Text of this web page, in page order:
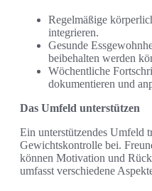
Regelmäßige
integrieren.
Gesunde
beibehalten werden
Wöchentliche
dokumentieren und
Das Umfeld unterstützen
Ein unterstützendes Umfeld
Gewichtskontrolle bei.
können Motivation und
umfasst verschiedene